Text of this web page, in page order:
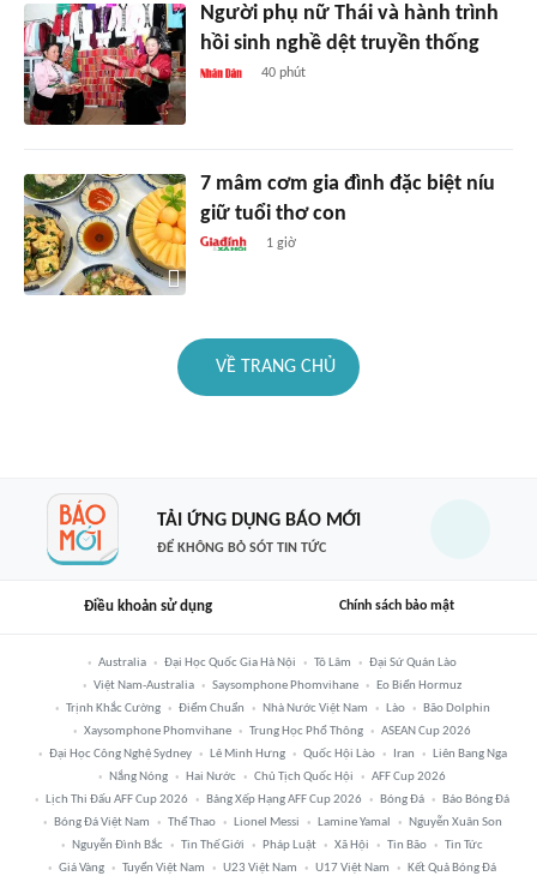
Người phụ nữ Thái và hành trình
hồi sinh nghề dệt truyền thống
40 phút
7 mâm cơm gia đình đặc biệt níu
giữ tuổi thơ con
1 giờ
VỀ TRANG CHỦ
TẢI ỨNG DỤNG BÁO MỚI
ĐỂ KHÔNG BỎ SÓT TIN TỨC
Điều khoản sử dụng Chính sách bảo mật
Australia Đại Học Quốc Gia Hà Nội Tô Lâm
Đại Sứ Quán Lào
Việt Nam-Australia
Saysomphone Phomvihane
Eo Biển Hormuz
Trịnh Khắc Cường
Điểm Chuẩn Nhà Nước Việt Nam Lào
Bão Dolphin
Xaysomphone Phomvihane
Trung Học Phổ Thông
ASEAN Cup 2026
Đại Học Công Nghệ Sydney
Lê Minh Hưng Quốc Hội Lào Iran
Liên Bang Nga
Nắng Nóng
Hai Nước Chủ Tịch Quốc Hội
AFF Cup 2026
Lịch Thi Đấu AFF Cup 2026
Bảng Xếp Hạng AFF Cup 2026 Bóng Đá
Báo Bóng Đá
Bóng Đá Việt Nam
Thể Thao Lionel Messi Lamine Yamal
Nguyễn Xuân Son
Nguyễn Đình Bắc
Tin Thế Giới Pháp Luật Xã Hội Tin Bão
Tin Tức
Giá Vàng
Tuyển Việt Nam U23 Việt Nam U17 Việt Nam Kết Quả Bóng Đá